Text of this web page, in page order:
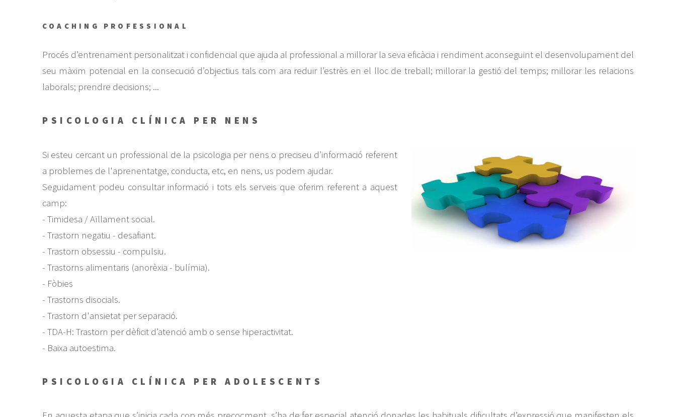
COACHING PROFESSIONAL
Procés d’entrenament personalitzat i confidencial que ajuda al professional a millorar la seva eficàcia i rendiment aconseguint el desenvolupament del
seu màxim potencial en la consecució d’objectius tals com ara reduir l’estrès en el lloc de treball; millorar la gestió del temps; millorar les relacions
laborals; prendre decisions; ...
PSICOLOGIA CLÍNICA PER NENS
Si esteu cercant un professional de la psicologia per nens o preciseu d’informació referent
a problemes de l'aprenentatge, conducta, etc, en nens, us podem ajudar.
Seguidament podeu consultar informació i tots els serveis que oferim referent a aquest
camp:
- Timidesa / Aïllament social.
- Trastorn negatiu - desafiant.
- Trastorn obsessiu - compulsiu.
- Trastorns alimentaris (anorèxia - bulímia).
- Fòbies
- Trastorns disocials.
- Trastorn d'ansietat per separació.
- TDA-H: Trastorn per dèficit d’atenció amb o sense hiperactivitat.
- Baixa autoestima.
PSICOLOGIA CLÍNICA PER ADOLESCENTS